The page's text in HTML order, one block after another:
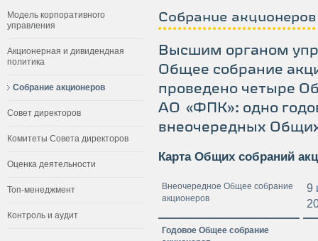
Модель корпоративного
управления
Акционерная и дивидендная
политика
Собрание акционеров
Совет директоров
Комитеты Совета директоров
Оценка деятельности
Топ-менеджмент
Контроль и аудит
Собрание акционеров
Высшим органом
Общее собрание
проведено четыре
АО «ФПК»: одно
внеочередных
Карта Общих собраний
Внеочередное Общее собрание
акционеров
9
Годовое Общее собрание